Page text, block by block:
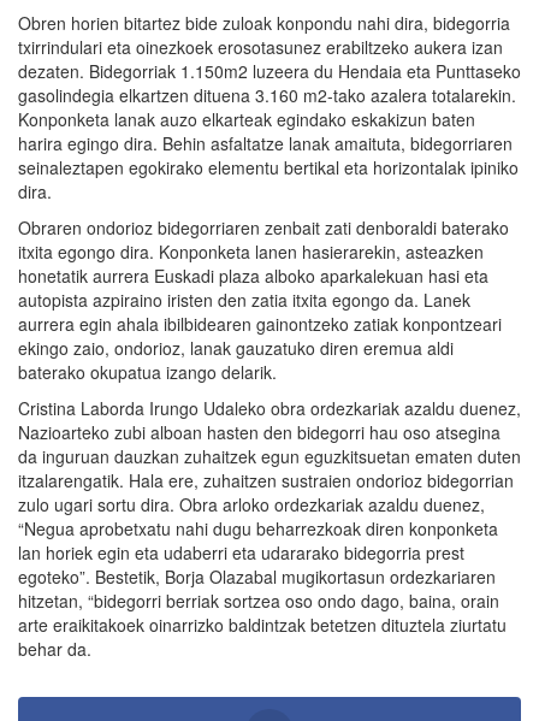
Obren horien bitartez bide zuloak konpondu nahi dira, bidegorria
txirrindulari eta oinezkoek erosotasunez erabiltzeko aukera izan
dezaten. Bidegorriak 1.150m2 luzeera du Hendaia eta Punttaseko
gasolindegia elkartzen dituena 3.160 m2-tako azalera totalarekin.
Konponketa lanak auzo elkarteak egindako eskakizun baten
harira egingo dira. Behin asfaltatze lanak amaituta, bidegorriaren
seinaleztapen egokirako elementu bertikal eta horizontalak ipiniko
dira.
Obraren ondorioz bidegorriaren zenbait zati denboraldi baterako
itxita egongo dira. Konponketa lanen hasierarekin, asteazken
honetatik aurrera Euskadi plaza alboko aparkalekuan hasi eta
autopista azpiraino iristen den zatia itxita egongo da. Lanek
aurrera egin ahala ibilbidearen gainontzeko zatiak konpontzeari
ekingo zaio, ondorioz, lanak gauzatuko diren eremua aldi
baterako okupatua izango delarik.
Cristina Laborda Irungo Udaleko obra ordezkariak azaldu duenez,
Nazioarteko zubi alboan hasten den bidegorri hau oso atsegina
da inguruan dauzkan zuhaitzek egun eguzkitsuetan ematen duten
itzalarengatik. Hala ere, zuhaitzen sustraien ondorioz bidegorrian
zulo ugari sortu dira. Obra arloko ordezkariak azaldu duenez,
“Negua aprobetxatu nahi dugu beharrezkoak diren konponketa
lan horiek egin eta udaberri eta udararako bidegorria prest
egoteko”. Bestetik, Borja Olazabal mugikortasun ordezkariaren
hitzetan, “bidegorri berriak sortzea oso ondo dago, baina, orain
arte eraikitakoek oinarrizko baldintzak betetzen dituztela ziurtatu
behar da.